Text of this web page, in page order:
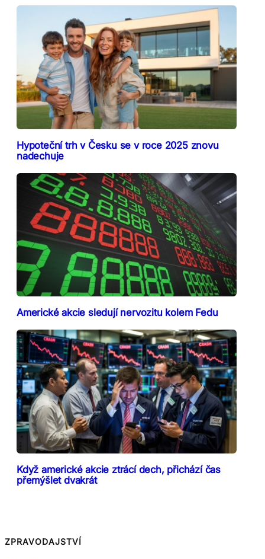
Hypoteční trh v Česku se v roce 2025 znovu
nadechuje
Americké akcie sledují nervozitu kolem Fedu
Když americké akcie ztrácí dech, přichází čas
přemýšlet dvakrát
ZPRAVODAJSTVÍ